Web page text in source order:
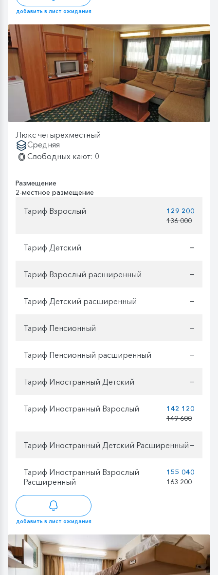
добавить в лист ожидания
Люкс четырехместный
Средняя
Свободных кают: 0
Размещение
2-местное размещение
Тариф Взрослый
129 200
136 000
Тариф Детский —
Тариф Взрослый расширенный —
Тариф Детский расширенный —
Тариф Пенсионный —
Тариф Пенсионный расширенный —
Тариф Иностранный Детский —
Тариф Иностранный Взрослый
142 120
149 600
Тариф Иностранный Детский Расширенный —
Тариф Иностранный Взрослый
Расширенный
155 040
163 200
добавить в лист ожидания